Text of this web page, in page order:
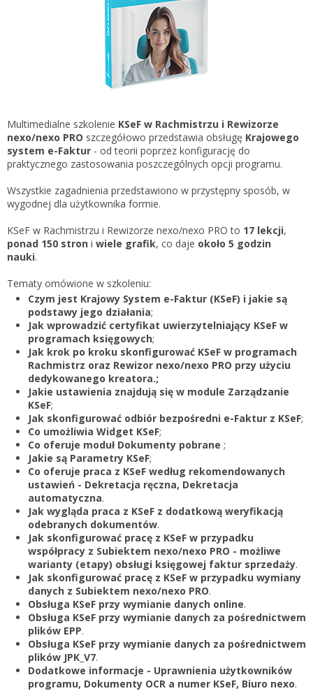
Gestor nexo PRO krok po kroku
KSeF w Subiekcie GT
KSeF w Subiekcie nexo/nexo PRO
KSeF w Rachmistrzu i Rewizorze nexo/nexo PRO
KSeF w Rachmistrzu i Rewizorze GT
Portal Dokumentów z obsługą KSeF dla biur
rachunkowych
Logowanie do Akademi InsERT
Login
Hasło
Zapomniałem hasła
Nie masz konta
Zarejestruj
Multimedialne szkolenie KSeF w Rachmistrzu i Rewizorze
nexo/nexo PRO szczegółowo przedstawia obsługę Krajowego
system e-Faktur - od teorii poprzez konfigurację do
praktycznego zastosowania poszczególnych opcji programu.
Wszystkie zagadnienia przedstawiono w przystępny sposób, w
wygodnej dla użytkownika formie.
KSeF w Rachmistrzu i Rewizorze nexo/nexo PRO to 17 lekcji,
ponad 150 stron i wiele grafik, co daje około 5 godzin
nauki.
Tematy omówione w szkoleniu:
Czym jest Krajowy System e-Faktur (KSeF) i jakie są
podstawy jego działania;
Jak wprowadzić certyfikat uwierzytelniający KSeF w
programach księgowych;
Jak krok po kroku skonfigurować KSeF w programach
Rachmistrz oraz Rewizor nexo/nexo PRO przy użyciu
dedykowanego kreatora.;
Jakie ustawienia znajdują się w module Zarządzanie
KSeF;
Jak skonfigurować odbiór bezpośredni e-Faktur z KSeF;
Co umożliwia Widget KSeF;
Co oferuje moduł Dokumenty pobrane ;
Jakie są Parametry KSeF;
Co oferuje praca z KSeF według rekomendowanych
ustawień - Dekretacja ręczna, Dekretacja
automatyczna.
Jak wygląda praca z KSeF z dodatkową weryfikacją
odebranych dokumentów.
Jak skonfigurować pracę z KSeF w przypadku
współpracy z Subiektem nexo/nexo PRO - możliwe
warianty (etapy) obsługi księgowej faktur sprzedaży.
Jak skonfigurować pracę z KSeF w przypadku wymiany
danych z Subiektem nexo/nexo PRO.
Obsługa KSeF przy wymianie danych online.
Obsługa KSeF przy wymianie danych za pośrednictwem
plików EPP.
Obsługa KSeF przy wymianie danych za pośrednictwem
plików JPK_V7.
Dodatkowe informacje - Uprawnienia użytkowników
programu, Dokumenty OCR a numer KSeF, Biuro nexo.